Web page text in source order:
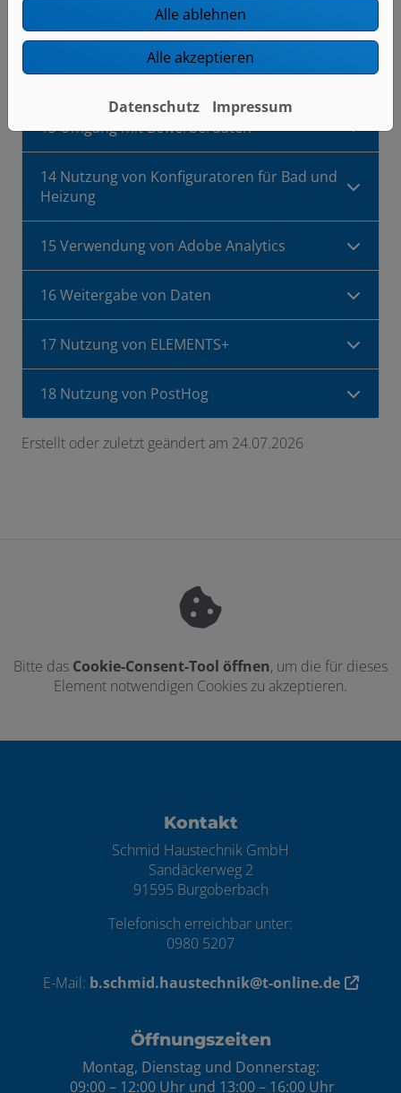
12 Berechtigte Interessen an der
Verarbeitung, die von dem Verantwortlichen
oder einem Dritten verfolgt werden
13 Umgang mit Bewerberdaten
14 Nutzung von Konfiguratoren für Bad und
Heizung
15 Verwendung von Adobe Analytics
16 Weitergabe von Daten
17 Nutzung von ELEMENTS+
18 Nutzung von PostHog
Erstellt oder zuletzt geändert am 24.07.2026
Bitte das Cookie-Consent-Tool öffnen, um die für dieses
Element notwendigen Cookies zu akzeptieren.
Kontakt
Schmid Haustechnik GmbH
Sandäckerweg 2
91595 Burgoberbach
Telefonisch erreichbar unter:
0980 5207
E-Mail: b.schmid.haustechnik@t-online.de
Öffnungszeiten
Montag, Dienstag und Donnerstag:
09:00 – 12:00 Uhr und 13:00 – 16:00 Uhr
Alle ablehnen
Alle akzeptieren
Datenschutz Impressum